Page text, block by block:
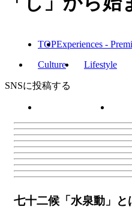
TOPExperiences -
Culture
Lifestyle
SNSに投稿する
七十二候「水泉動」